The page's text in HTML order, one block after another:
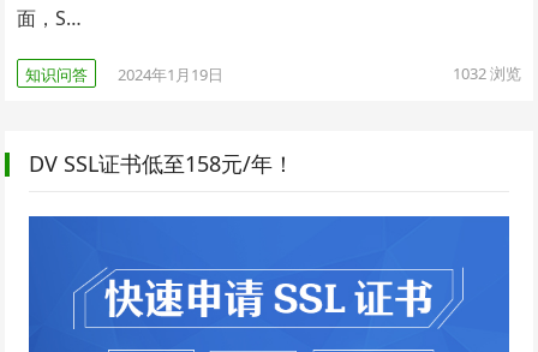
面，S…
知识问答 2024年1月19日 1032浏览
DV SSL证书低至158元/年！